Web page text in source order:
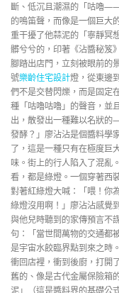
斷、低沉且潮濕的「咕嚕
的鳴笛聲，而像是一個巨大
重干擾了他蒜泥的「寧靜冥
髒兮兮的，印著《沾醬秘笈
腳踏出店門，立刻被眼前的
號樂齡住宅設計燈，從東邊
們不是交替閃爍，而是固定
種「咕嚕咕嚕」的聲音，並
出，散發出一種難以名狀
發酵？」廖沾沾是個醬料學
了，這是一種只有在極度巨
味。街上的行人陷入了混亂
看，都是綠燈。一個穿著西
對著紅綠燈大喊：「喂！你
綠燈沒用啊！」廖沾沾感覺
與他兒時聽到的家傳預言不
句：「當世間萬物的交通都
是宇宙水餃臨界點到來之時
衝回店裡，衝到後廚，打開
舊的、像是古代金屬保險箱